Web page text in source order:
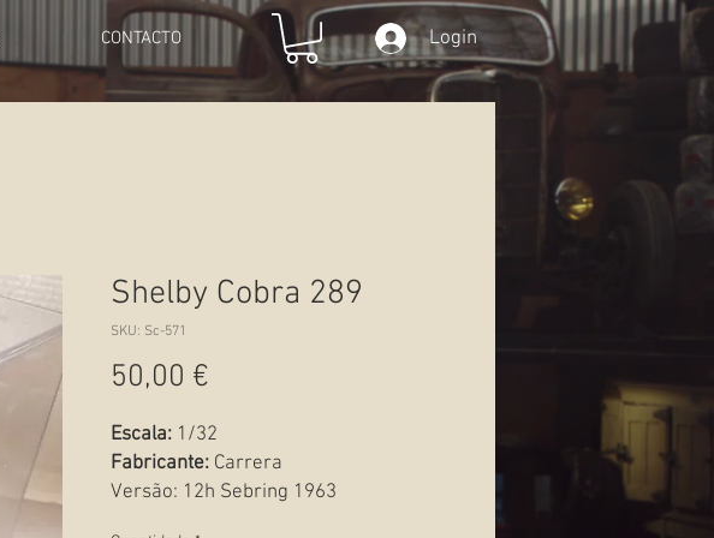
CONTACTO Login
Shelby Cobra 289
SKU: Sc-571
50,00 €
Escala: 1/32
Fabricante: Carrera
Versão: 12h Sebring 1963